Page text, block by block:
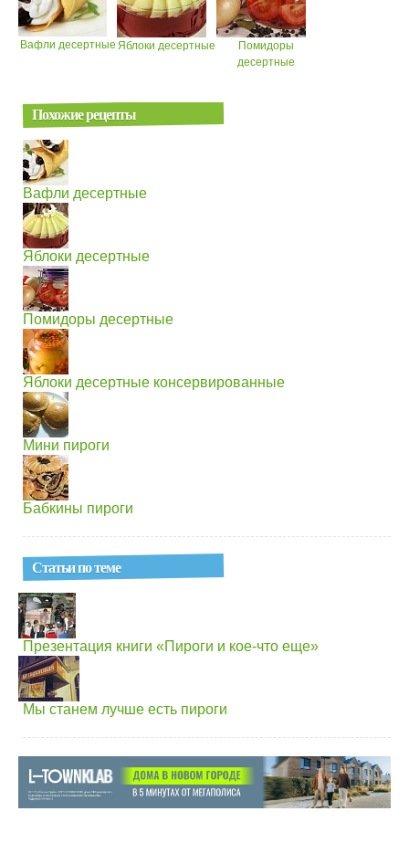
Вафли десертные Яблоки десертные
Помидоры
десертные
Похожие рецепты
Вафли десертные
Яблоки десертные
Помидоры десертные
Яблоки десертные консервированные
Мини пироги
Бабкины пироги
Статьи по теме
Презентация книги «Пироги и кое-что еще»
Мы станем лучше есть пироги